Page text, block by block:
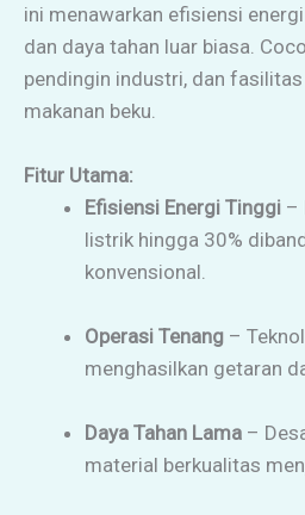
ini menawarkan efisiensi
dan daya tahan luar biasa.
pendingin industri, dan
makanan beku.
Fitur Utama:
Efisiensi Energi Tinggi –
listrik hingga 30%
konvensional.
Operasi Tenang –
menghasilkan getaran
Daya Tahan Lama –
material berkualitas